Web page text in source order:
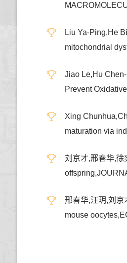
Liu Ya-Ping,He
mitochondrial
Jiao Le,Hu
Prevent
Xing
maturation via
刘京才,邢春华,徐
邢春华,汪玥,刘京
mouse